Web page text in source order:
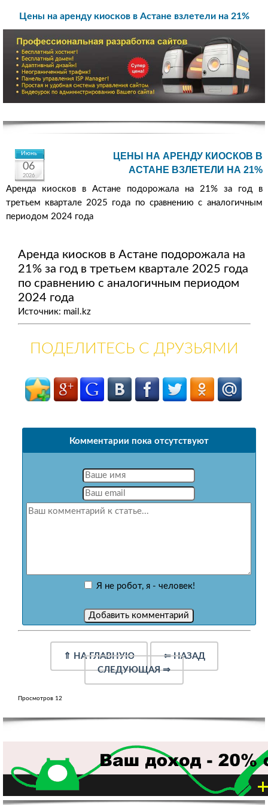
Цены на аренду киосков в Астане взлетели на 21%
Июнь
06
2026
ЦЕНЫ НА АРЕНДУ КИОСКОВ В
АСТАНЕ ВЗЛЕТЕЛИ НА 21%
Аренда киосков в Астане подорожала на 21% за год в
третьем квартале 2025 года по сравнению с аналогичным
периодом 2024 года
Аренда киосков в Астане подорожала на
21% за год в третьем квартале 2025 года
по сравнению с аналогичным периодом
2024 года
Источник: mail.kz
ПОДЕЛИТЕСЬ С ДРУЗЬЯМИ
Комментарии пока отсутствуют
Я не робот, я - человек!
⇑ НА ГЛАВНУЮ ⇐НАЗАД
СЛЕДУЮЩАЯ⇒
Просмотров 12